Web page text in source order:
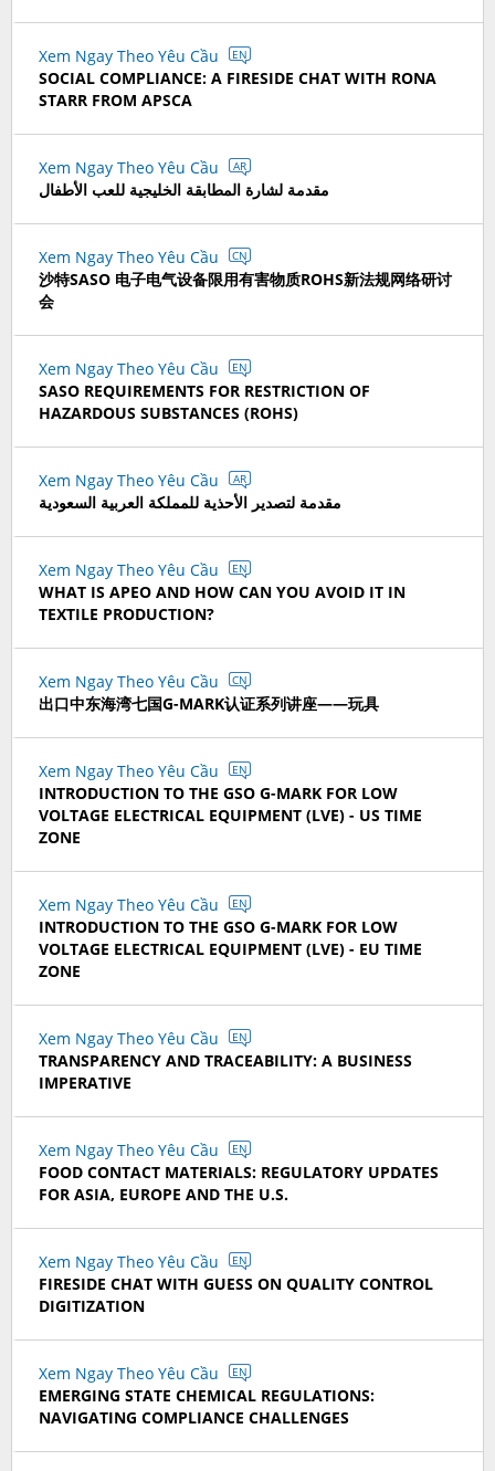
Xem Ngay Theo Yêu Cầu EN
SOCIAL COMPLIANCE: A FIRESIDE CHAT WITH RONA
STARR FROM APSCA
Xem Ngay Theo Yêu Cầu AR
مقدمة لشارة المطابقة الخليجية للعب الأطفال
Xem Ngay Theo Yêu Cầu CN
沙特SASO 电子电气设备限用有害物质ROHS新法规网络研讨
会
Xem Ngay Theo Yêu Cầu EN
SASO REQUIREMENTS FOR RESTRICTION OF
HAZARDOUS SUBSTANCES (ROHS)
Xem Ngay Theo Yêu Cầu AR
مقدمة لتصدير الأحذية للمملكة العربية السعودية
Xem Ngay Theo Yêu Cầu EN
WHAT IS APEO AND HOW CAN YOU AVOID IT IN
TEXTILE PRODUCTION?
Xem Ngay Theo Yêu Cầu CN
出口中东海湾七国G-MARK认证系列讲座——玩具
Xem Ngay Theo Yêu Cầu EN
INTRODUCTION TO THE GSO G-MARK FOR LOW
VOLTAGE ELECTRICAL EQUIPMENT (LVE) - US TIME
ZONE
Xem Ngay Theo Yêu Cầu EN
INTRODUCTION TO THE GSO G-MARK FOR LOW
VOLTAGE ELECTRICAL EQUIPMENT (LVE) - EU TIME
ZONE
Xem Ngay Theo Yêu Cầu EN
TRANSPARENCY AND TRACEABILITY: A BUSINESS
IMPERATIVE
Xem Ngay Theo Yêu Cầu EN
FOOD CONTACT MATERIALS: REGULATORY UPDATES
FOR ASIA, EUROPE AND THE U.S.
Xem Ngay Theo Yêu Cầu EN
FIRESIDE CHAT WITH GUESS ON QUALITY CONTROL
DIGITIZATION
Xem Ngay Theo Yêu Cầu EN
EMERGING STATE CHEMICAL REGULATIONS:
NAVIGATING COMPLIANCE CHALLENGES